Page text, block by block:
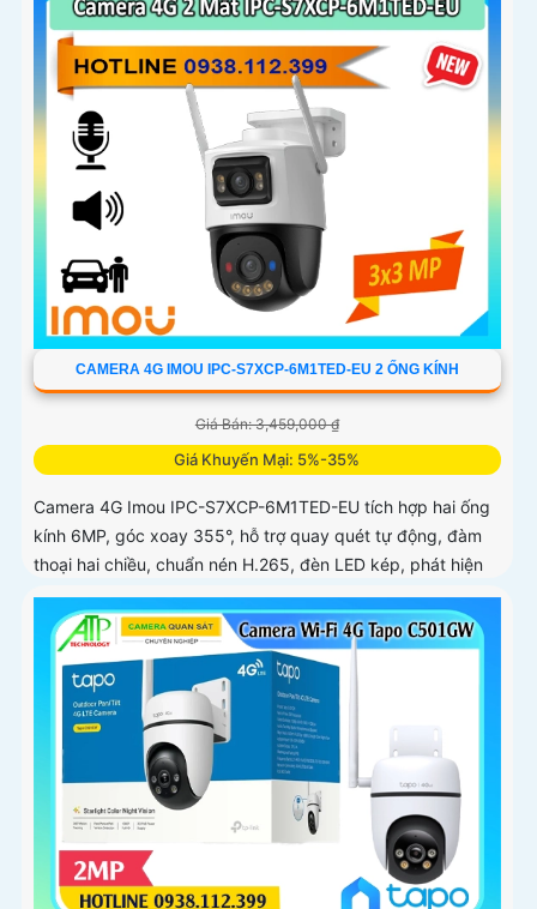
CAMERA 4G IMOU IPC-S7XCP-6M1TED-EU 2 ỐNG KÍNH
Giá Bán: 3,459,000 ₫
Giá Khuyến Mại: 5%-35%
Camera 4G Imou IPC-S7XCP-6M1TED-EU tích hợp hai ống
kính 6MP, góc xoay 355°, hỗ trợ quay quét tự động, đàm
thoại hai chiều, chuẩn nén H.265, đèn LED kép, phát hiện
thông minh IMOU SENSE, báo động còi 110dB